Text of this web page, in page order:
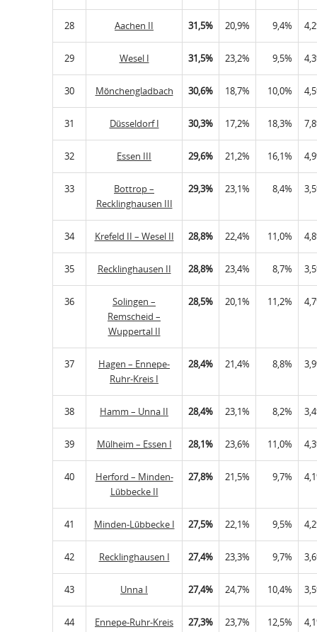
28 Aachen II 31,5% 20,9% 9,4%
29 Wesel I 31,5% 23,2% 9,5%
30 Mönchengladbach 30,6% 18,7% 10,0%
31 Düsseldorf I 30,3% 17,2% 18,3%
32 Essen III 29,6% 21,2% 16,1%
33
Bottrop –
Recklinghausen III
29,3% 23,1% 8,4%
34 Krefeld II – Wesel II 28,8% 22,4% 11,0%
35 Recklinghausen II 28,8% 23,4% 8,7%
36
Solingen –
Remscheid –
Wuppertal II
28,5% 20,1% 11,2%
37
Hagen – Ennepe-
Ruhr-Kreis I
28,4% 21,4% 8,8%
38 Hamm – Unna II 28,4% 23,1% 8,2%
39 Mülheim – Essen I 28,1% 23,6% 11,0%
40
Herford – Minden-
Lübbecke II
27,8% 21,5% 9,7%
41 Minden-Lübbecke I 27,5% 22,1% 9,5%
42 Recklinghausen I 27,4% 23,3% 9,7%
43 Unna I 27,4% 24,7% 10,4%
44
Ennepe-Ruhr-Kreis
27,3% 23,7% 12,5%